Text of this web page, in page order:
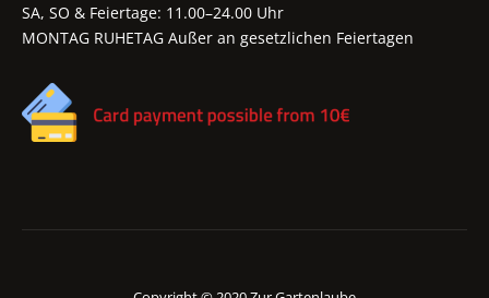
SA, SO & Feiertage: 11.00–24.00 Uhr
MONTAG RUHETAG Außer an gesetzlichen Feiertagen